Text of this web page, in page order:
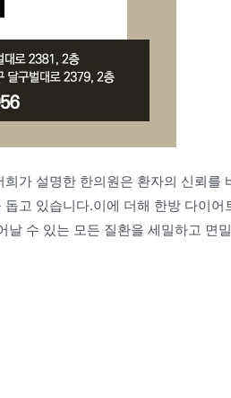
가 설명한 한의원은 환자의 신뢰를
고 있습니다.이에 더해 한방 다이
수 있는 모든 질환을 세밀하고 면